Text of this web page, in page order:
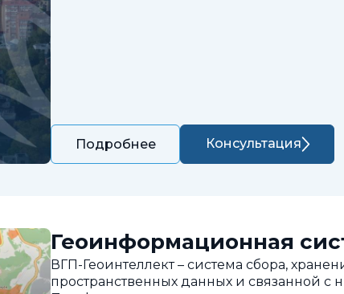
Подробнее Консультация
Геоинформационная
ВГП-Геоинтеллект – система сбора,
пространственных данных и связанной